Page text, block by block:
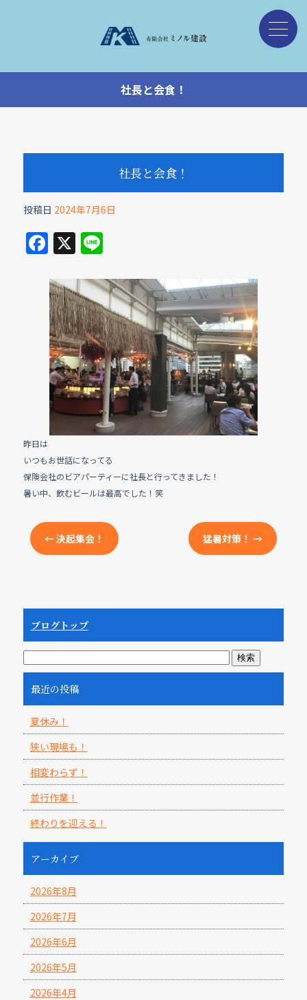
社長と会食！
社長と会食！
投稿日 2024年7月6日
F
a
c
e
b
o
o
k
X Li
e
昨日は
いつもお世話になってる
保険会社のビアパーティーに社長と行ってきました！
暑い中、飲むビールは最高でした！笑
←決起集会！ 猛暑対策！→
ブログトップ
最近の投稿
夏休み！
狭い現場も！
相変わらず！
並行作業！
終わりを迎える！
アーカイブ
2026年8月
2026年7月
2026年6月
2026年5月
2026年4月